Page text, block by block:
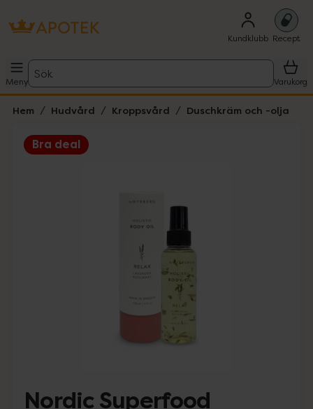
Kundklubb Recept
Meny
Sök
Varukorg
Hem Hudvård Kroppsvård Duschkräm och -olja
Bra deal
Nordic Superfood